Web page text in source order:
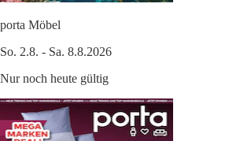
porta Möbel
So. 2.8. - Sa. 8.8.2026
Nur noch heute gültig